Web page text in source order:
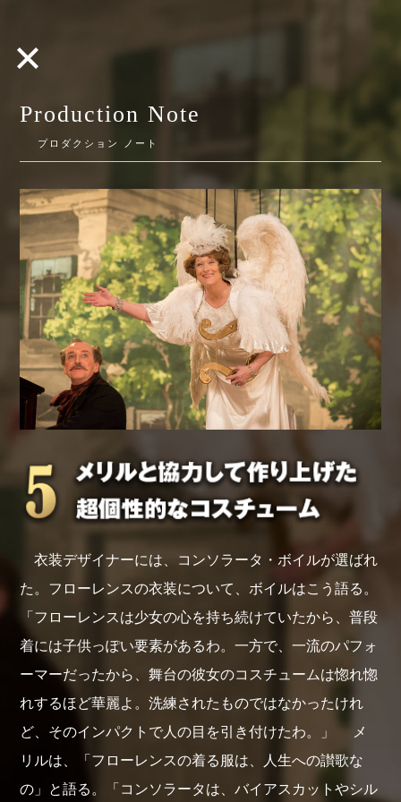
Production Note
プロダクション ノート
衣装デザイナーには、コンソラータ・ボイルが選ばれ
た。フローレンスの衣装について、ボイルはこう語る。
「フローレンスは少女の心を持ち続けていたから、普段
着には子供っぽい要素があるわ。一方で、一流のパフォ
ーマーだったから、舞台の彼女のコスチュームは惚れ惚
れするほど華麗よ。洗練されたものではなかったけれ
ど、そのインパクトで人の目を引き付けたわ。」 メ
リルは、「フローレンスの着る服は、人生への讃歌な
の」と語る。「コンソラータは、バイアスカットやシル